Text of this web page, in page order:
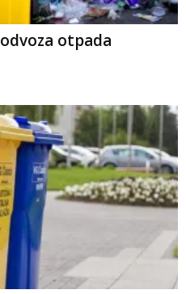
otpada